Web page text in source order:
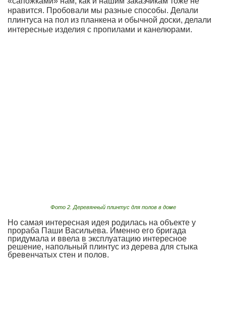
нравится. Пробовали мы разные способы. Делали
плинтуса на пол из планкена и обычной доски, делали
интересные изделия с пропилами и канелюрами.
Фото 2. Деревянный плинтус для полов в доме
Но самая интересная идея родилась на объекте у
прораба Паши Васильева. Именно его бригада
придумала и ввела в эксплуатацию интересное
решение, напольный плинтус из дерева для стыка
бревенчатых стен и полов.